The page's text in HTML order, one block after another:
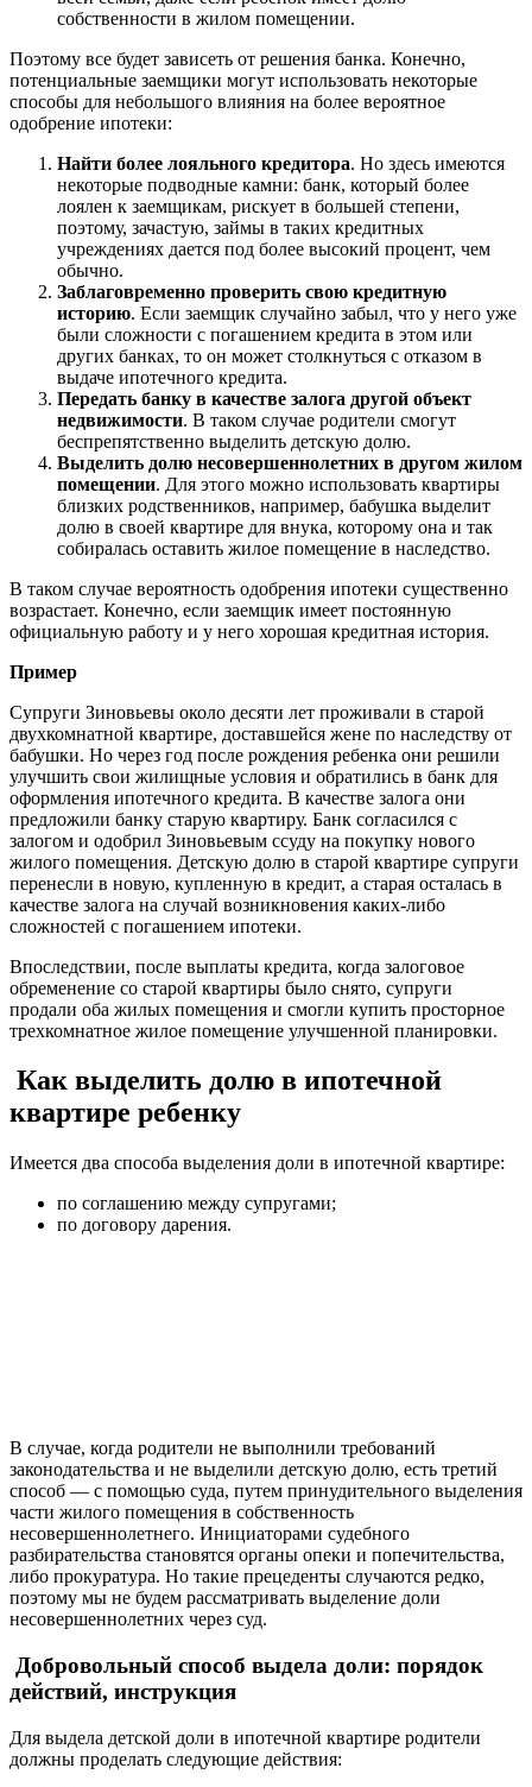
собственности в жилом помещении.
Поэтому все будет зависеть от решения банка. Конечно,
потенциальные заемщики могут использовать некоторые
способы для небольшого влияния на более вероятное
одобрение ипотеки:
Найти более лояльного кредитора. Но здесь имеются
некоторые подводные камни: банк, который более
лоялен к заемщикам, рискует в большей степени,
поэтому, зачастую, займы в таких кредитных
учреждениях дается под более высокий процент, чем
обычно.
Заблаговременно проверить свою кредитную
историю. Если заемщик случайно забыл, что у него уже
были сложности с погашением кредита в этом или
других банках, то он может столкнуться с отказом в
выдаче ипотечного кредита.
Передать банку в качестве залога другой объект
недвижимости. В таком случае родители смогут
беспрепятственно выделить детскую долю.
Выделить долю несовершеннолетних в другом жилом
помещении. Для этого можно использовать квартиры
близких родственников, например, бабушка выделит
долю в своей квартире для внука, которому она и так
собиралась оставить жилое помещение в наследство.
В таком случае вероятность одобрения ипотеки существенно
возрастает. Конечно, если заемщик имеет постоянную
официальную работу и у него хорошая кредитная история.
Пример
Супруги Зиновьевы около десяти лет проживали в старой
двухкомнатной квартире, доставшейся жене по наследству от
бабушки. Но через год после рождения ребенка они решили
улучшить свои жилищные условия и обратились в банк для
оформления ипотечного кредита. В качестве залога они
предложили банку старую квартиру. Банк согласился с
залогом и одобрил Зиновьевым ссуду на покупку нового
жилого помещения. Детскую долю в старой квартире супруги
перенесли в новую, купленную в кредит, а старая осталась в
качестве залога на случай возникновения каких-либо
сложностей с погашением ипотеки.
Впоследствии, после выплаты кредита, когда залоговое
обременение со старой квартиры было снято, супруги
продали оба жилых помещения и смогли купить просторное
трехкомнатное жилое помещение улучшенной планировки.
Как выделить долю в ипотечной
квартире ребенку
Имеется два способа выделения доли в ипотечной квартире:
по соглашению между супругами;
по договору дарения.
В случае, когда родители не выполнили требований
законодательства и не выделили детскую долю, есть третий
способ — с помощью суда, путем принудительного выделения
части жилого помещения в собственность
несовершеннолетнего. Инициаторами судебного
разбирательства становятся органы опеки и попечительства,
либо прокуратура. Но такие прецеденты случаются редко,
поэтому мы не будем рассматривать выделение доли
несовершеннолетних через суд.
Добровольный способ выдела доли: порядок
действий, инструкция
Для выдела детской доли в ипотечной квартире родители
должны проделать следующие действия: